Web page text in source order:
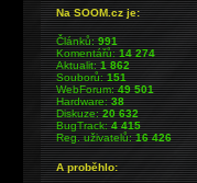
Na SOOM.cz je:
Článků:991
Komentářů:14 274
Aktualit:1 862
Souborů:151
WebForum:49 501
Hardware:38
Diskuze:20 632
BugTrack:4 415
Reg. uživatelů:16 426
A proběhlo: